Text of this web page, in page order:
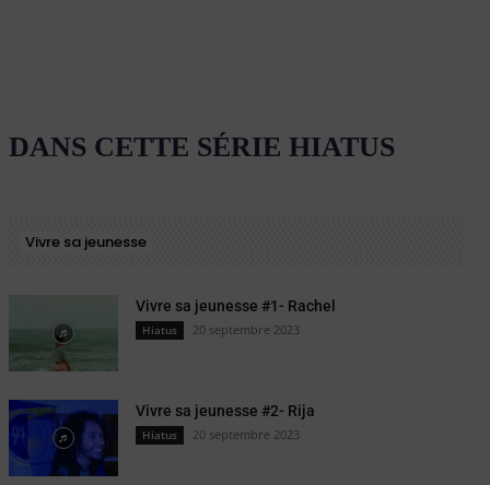
DANS CETTE SÉRIE HIATUS
Vivre sa jeunesse
Vivre sa jeunesse #1- Rachel
Hiatus 20 septembre 2023
Vivre sa jeunesse #2- Rija
Hiatus 20 septembre 2023